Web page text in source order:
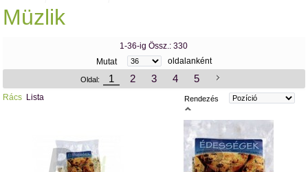
Müzlik
1-36-ig Össz.: 330
Mutat
oldalanként
Oldal: 1 2 3 4 5
Rács Lista Rendezés